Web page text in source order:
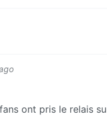
ont pris le relais